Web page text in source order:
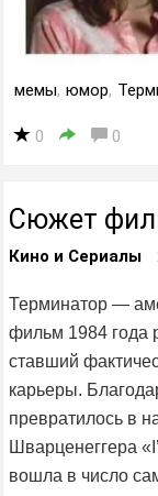
мемы, юмор,
0 0
Сюжет
Кино и Сериалы
Терминатор —
фильм 1984 года
ставший
карьеры.
превратилось в
Шварценеггера
вошла в число